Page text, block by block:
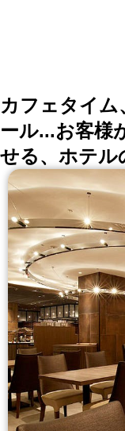
カフェタイム
ール...お客様
せる、ホテル